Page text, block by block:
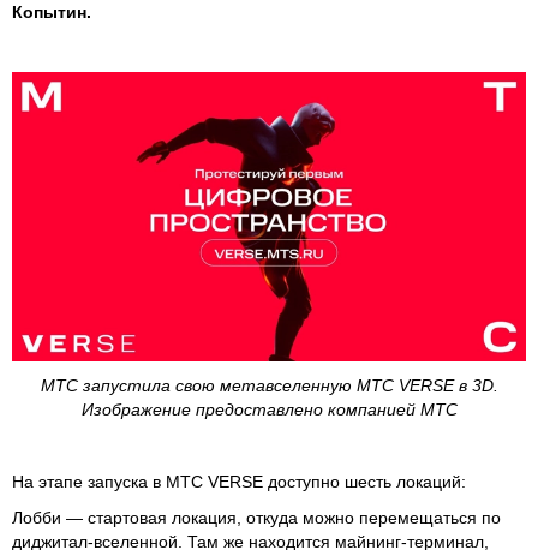
Копытин.
МТС запустила свою метавселенную МТС VERSE в 3D.
Изображение предоставлено компанией МТС
На этапе запуска в МТС VERSE доступно шесть локаций:
Лобби — стартовая локация, откуда можно перемещаться по
диджитал-вселенной. Там же находится майнинг-терминал,